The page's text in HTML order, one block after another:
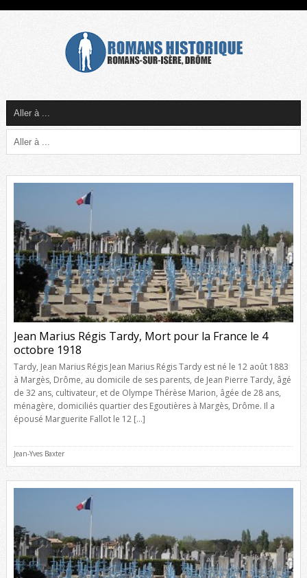
Jean Marius Régis Tardy, Mort pour la France le 4
octobre 1918
Tardy, Jean Marius Régis Jean Marius Régis Tardy est né le 12 août 1883
à Margès, Drôme, au domicile de ses parents, de Jean Pierre Tardy, âgé
de 32 ans, cultivateur, et de Olympe Thérèse Marion, âgée de 28 ans,
ménagère, domiciliés quartier des Egoutières à Margès, Drôme. Il a
épousé Marguerite Fallot le 12 […]
Jean-Yves Baxter